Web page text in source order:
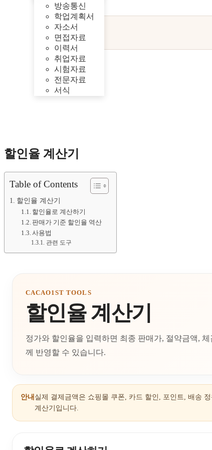
방송통신
학업계획서
자소서
면접자료
이력서
취업자료
시험자료
전문자료
서식
할인율 계산기
Table of Contents
할인율 계산기
할인율로 계산하기
판매가 기준 할인율 역산
사용법
관련 도구
CACAO1ST TOOLS
할인율 계산기
정가와 할인율을 입력하면 최종 판매가, 절약금액,
께 반영할 수 있습니다.
안내 실제 결제금액은 쇼핑몰 쿠폰, 카드 할인, 포인트, 배송
계산기입니다.